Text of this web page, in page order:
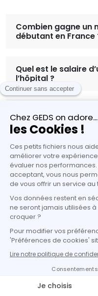
Combien gagne un
débutant en France
Quel est le salaire
l’hôpital ?
Quelle différence
secteur 2 ?
Combien gagne un
en 2026 ?
Quel est le salaire
Quel salaire pour
Suisse ou en
Comment évolue le
cours de la carrière ?